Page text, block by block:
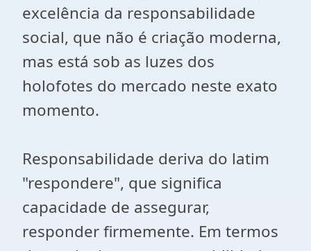
excelência da responsabilidade
social, que não é criação moderna,
mas está sob as luzes dos
holofotes do mercado neste exato
momento.
Responsabilidade deriva do latim
"respondere", que significa
capacidade de assegurar,
responder firmemente. Em termos